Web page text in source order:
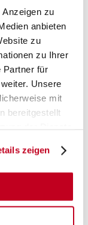
zu
anbieten
zu
zu Ihrer
Partner für
Unsere
mit
bereitgestellt
zeigen
oder sich das
auf der
der
der
und